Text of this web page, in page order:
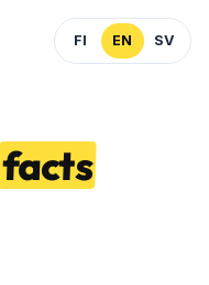
FI EN SV
facts